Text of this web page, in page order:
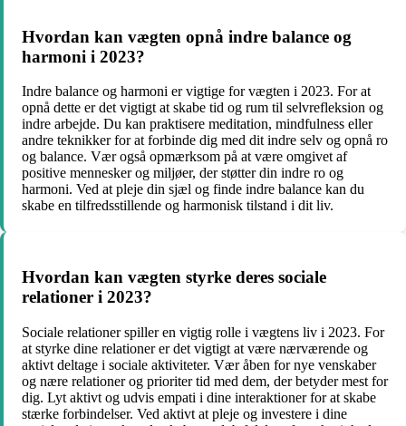
Hvordan kan vægten opnå indre balance og
harmoni i 2023?
Indre balance og harmoni er vigtige for vægten i 2023. For at
opnå dette er det vigtigt at skabe tid og rum til selvrefleksion og
indre arbejde. Du kan praktisere meditation, mindfulness eller
andre teknikker for at forbinde dig med dit indre selv og opnå ro
og balance. Vær også opmærksom på at være omgivet af
positive mennesker og miljøer, der støtter din indre ro og
harmoni. Ved at pleje din sjæl og finde indre balance kan du
skabe en tilfredsstillende og harmonisk tilstand i dit liv.
Hvordan kan vægten styrke deres sociale
relationer i 2023?
Sociale relationer spiller en vigtig rolle i vægtens liv i 2023. For
at styrke dine relationer er det vigtigt at være nærværende og
aktivt deltage i sociale aktiviteter. Vær åben for nye venskaber
og nære relationer og prioriter tid med dem, der betyder mest for
dig. Lyt aktivt og udvis empati i dine interaktioner for at skabe
stærke forbindelser. Ved aktivt at pleje og investere i dine